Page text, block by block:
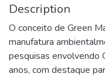
Description
O conceito de Green
manufatura
pesquisas envolvendo
anos, com destaque